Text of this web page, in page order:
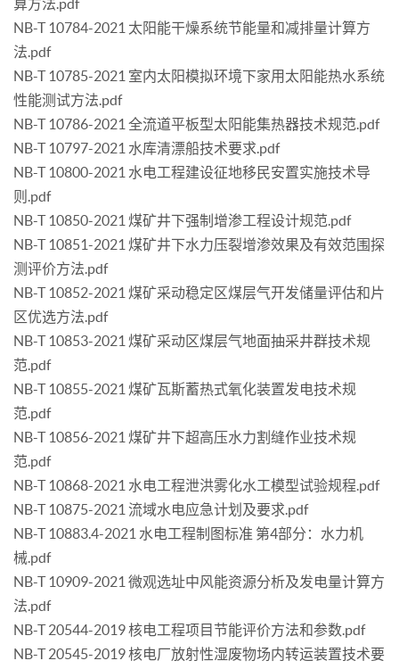
算方法.pdf
NB-T 10784-2021 太阳能干燥系统节能量和减排量计算方
法.pdf
NB-T 10785-2021 室内太阳模拟环境下家用太阳能热水系统
性能测试方法.pdf
NB-T 10786-2021 全流道平板型太阳能集热器技术规范.pdf
NB-T 10797-2021 水库清漂船技术要求.pdf
NB-T 10800-2021 水电工程建设征地移民安置实施技术导
则.pdf
NB-T 10850-2021 煤矿井下强制增渗工程设计规范.pdf
NB-T 10851-2021 煤矿井下水力压裂增渗效果及有效范围探
测评价方法.pdf
NB-T 10852-2021 煤矿采动稳定区煤层气开发储量评估和片
区优选方法.pdf
NB-T 10853-2021 煤矿采动区煤层气地面抽采井群技术规
范.pdf
NB-T 10855-2021 煤矿瓦斯蓄热式氧化装置发电技术规
范.pdf
NB-T 10856-2021 煤矿井下超高压水力割缝作业技术规
范.pdf
NB-T 10868-2021 水电工程泄洪雾化水工模型试验规程.pdf
NB-T 10875-2021 流域水电应急计划及要求.pdf
NB-T 10883.4-2021 水电工程制图标准 第4部分：水力机
械.pdf
NB-T 10909-2021 微观选址中风能资源分析及发电量计算方
法.pdf
NB-T 20544-2019 核电工程项目节能评价方法和参数.pdf
NB-T 20545-2019 核电厂放射性湿废物场内转运装置技术要